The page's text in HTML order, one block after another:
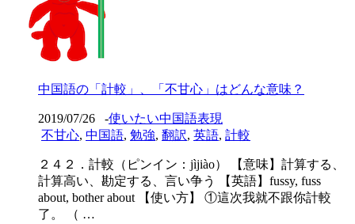
中国語の「計較」、「不甘心」はどんな意味？
2019/07/26 -使いたい中国語表現
不甘心, 中国語, 勉強, 翻訳, 英語, 計較
２４２．計較（ピンイン：jìjiào） 【意味】計算する、
計算高い、勘定する、言い争う 【英語】fussy, fuss
about, bother about 【使い方】 ①這次我就不跟你計較
了。 （ …